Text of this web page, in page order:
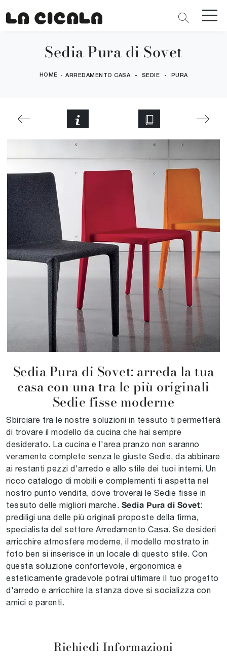
Sedia Pura di Sovet
HOME - ARREDAMENTO CASA - SEDIE - PURA
Sedia Pura di Sovet: arreda la tua
casa con una tra le più originali
Sedie fisse moderne
Sbirciare tra le nostre soluzioni in tessuto ti permetterà
di trovare il modello da cucina che hai sempre
desiderato. La cucina e l'area pranzo non saranno
veramente complete senza le giuste Sedie, da abbinare
ai restanti pezzi d'arredo e allo stile dei tuoi interni. Un
ricco catalogo di mobili e complementi ti aspetta nel
nostro punto vendita, dove troverai le Sedie fisse in
tessuto delle migliori marche. Sedia Pura di Sovet:
prediligi una delle più originali proposte della firma,
specialista del settore Arredamento Casa. Se desideri
arricchire atmosfere moderne, il modello mostrato in
foto ben si inserisce in un locale di questo stile. Con
questa soluzione confortevole, ergonomica e
esteticamente gradevole potrai ultimare il tuo progetto
d'arredo e arricchire la stanza dove si socializza con
amici e parenti.
Richiedi Informazioni